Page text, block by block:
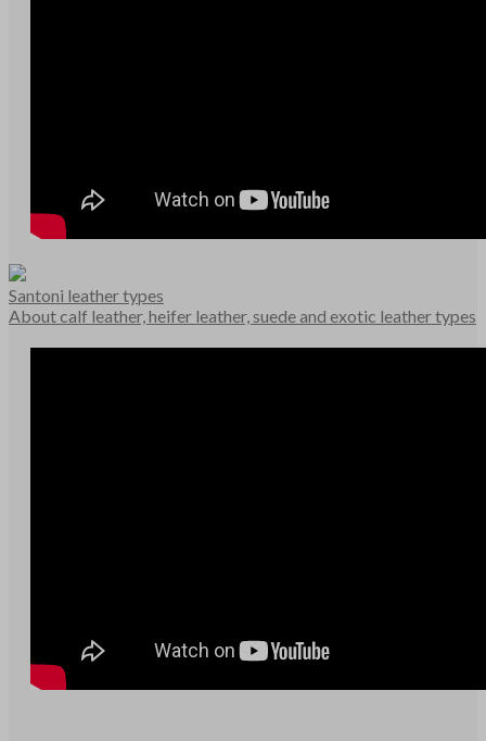
Santoni leather types
About calf leather, heifer leather, suede and exotic leather types